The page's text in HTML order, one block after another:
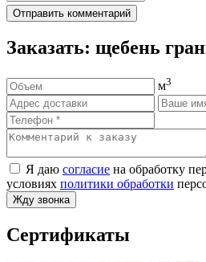
Отправить комментарий
Заказать: щебень
м3
Я даю согласие на обработку
условиях политики обработки
Жду звонка
Сертификаты